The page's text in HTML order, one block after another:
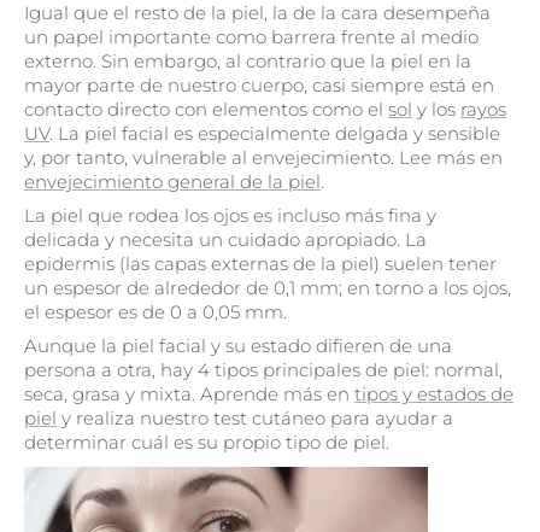
Igual que el resto de la piel, la de la cara desempeña
un papel importante como barrera frente al medio
externo. Sin embargo, al contrario que la piel en la
mayor parte de nuestro cuerpo, casi siempre está en
contacto directo con elementos como el sol y los rayos
UV. La piel facial es especialmente delgada y sensible
y, por tanto, vulnerable al envejecimiento. Lee más en
envejecimiento general de la piel.
La piel que rodea los ojos es incluso más fina y
delicada y necesita un cuidado apropiado. La
epidermis (las capas externas de la piel) suelen tener
un espesor de alrededor de 0,1 mm; en torno a los ojos,
el espesor es de 0 a 0,05 mm.
Aunque la piel facial y su estado difieren de una
persona a otra, hay 4 tipos principales de piel: normal,
seca, grasa y mixta. Aprende más en tipos y estados de
piel y realiza nuestro test cutáneo para ayudar a
determinar cuál es su propio tipo de piel.